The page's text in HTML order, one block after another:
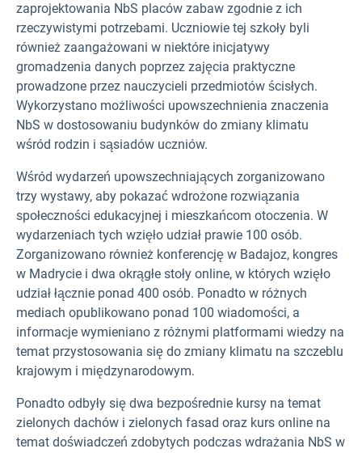
zaprojektowania NbS placów zabaw zgodnie z ich
rzeczywistymi potrzebami. Uczniowie tej szkoły byli
również zaangażowani w niektóre inicjatywy
gromadzenia danych poprzez zajęcia praktyczne
prowadzone przez nauczycieli przedmiotów ścisłych.
Wykorzystano możliwości upowszechnienia znaczenia
NbS w dostosowaniu budynków do zmiany klimatu
wśród rodzin i sąsiadów uczniów.
Wśród wydarzeń upowszechniających zorganizowano
trzy wystawy, aby pokazać wdrożone rozwiązania
społeczności edukacyjnej i mieszkańcom otoczenia. W
wydarzeniach tych wzięło udział prawie 100 osób.
Zorganizowano również konferencję w Badajoz, kongres
w Madrycie i dwa okrągłe stoły online, w których wzięło
udział łącznie ponad 400 osób. Ponadto w różnych
mediach opublikowano ponad 100 wiadomości, a
informacje wymieniano z różnymi platformami wiedzy na
temat przystosowania się do zmiany klimatu na szczeblu
krajowym i międzynarodowym.
Ponadto odbyły się dwa bezpośrednie kursy na temat
zielonych dachów i zielonych fasad oraz kurs online na
temat doświadczeń zdobytych podczas wdrażania NbS w